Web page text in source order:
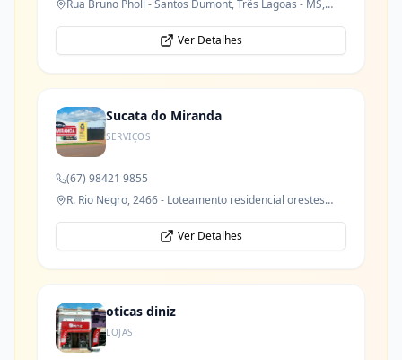
Rua Bruno Pholl - Santos Dumont, Três Lagoas - MS,
Ver Detalhes
Sucata do Miranda
SERVIÇOS
(67) 98421 9855
R. Rio Negro, 2466 - Loteamento residencial orestes
Ver Detalhes
oticas diniz
LOJAS